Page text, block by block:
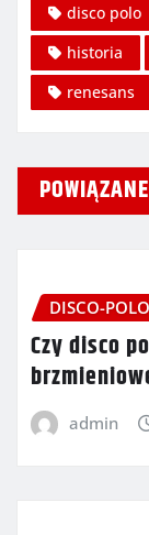
disco polo
historia
renesans
DISCO-POLO
Czy disco
admin